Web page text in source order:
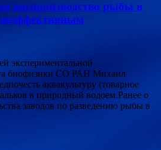
воспроизводство рыбы в
неэффективным
экспериментальной
биофизики СО РАН Михаил
аквакультуру (товарное
в природный водоем.Ранее о
заводов по разведению рыбы в